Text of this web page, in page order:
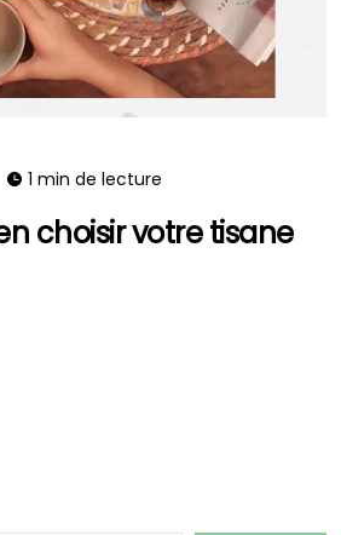
1 min de lecture
choisir votre tisane